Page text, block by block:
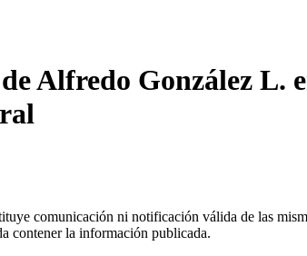
Alfredo González L.
comunicación ni notificación válida de las
contener la información publicada.